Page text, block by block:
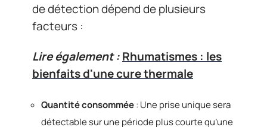
de détection dépend de plusieurs
facteurs :
Lire également :Rhumatismes : les
bienfaits d'une cure thermale
Quantité consommée: Une prise unique sera
détectable sur une période plus courte qu’une